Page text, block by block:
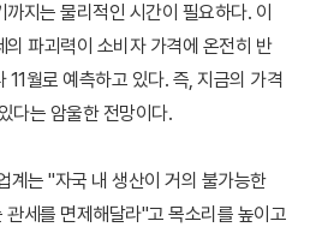
지는 물리적인 시간이 필요하다. 이
파괴력이 소비자 가격에 온전히 반
월로 예측하고 있다. 즉, 지금의 가격
다는 암울한 전망이다.
계는 "자국 내 생산이 거의 불가능한
세를 면제해달라"고 목소리를 높이고